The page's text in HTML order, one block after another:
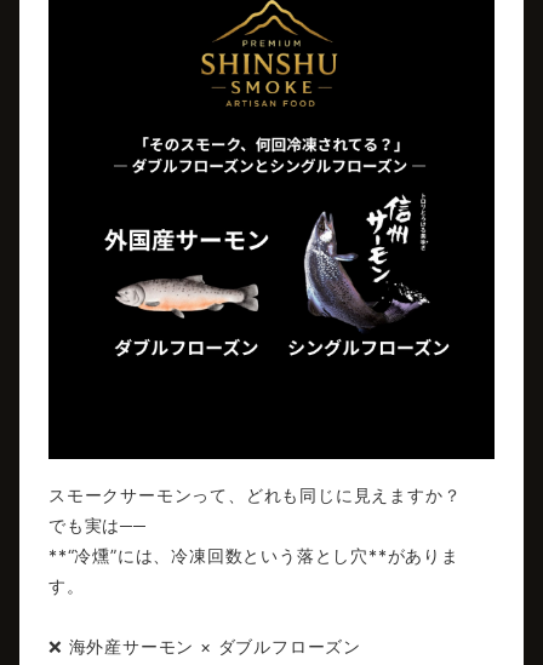
スモークサーモンって、どれも同じに見えますか？
でも実は──
**“冷燻”には、冷凍回数という落とし穴**がありま
す。
❌ 海外産サーモン × ダブルフローズン